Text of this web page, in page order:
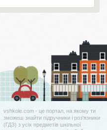
vshkole.com - це портал, на якому ти
зможеш знайти підручники і роз'язники
(ГДЗ) з усіх предметів шкільної